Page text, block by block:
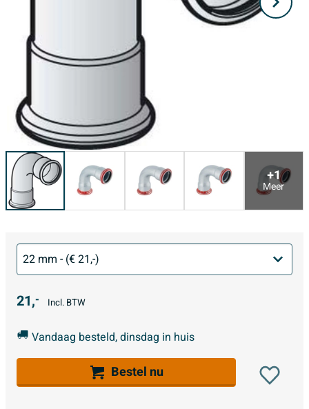
+1
Meer
21,- Incl. BTW
Vandaag besteld, dinsdag in huis
Bestel nu